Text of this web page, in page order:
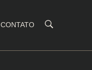
CONTATO